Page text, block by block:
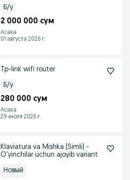
Б/у
2 000 000 сум
Асака
01 августа 2026 г.
Tp-link wifi router
Б/у
280 000 сум
Асака
29 июля 2026 г.
Klaviatura va Mishka (Simli) -
O'yinchilar uchun ajoyib variant
Новый